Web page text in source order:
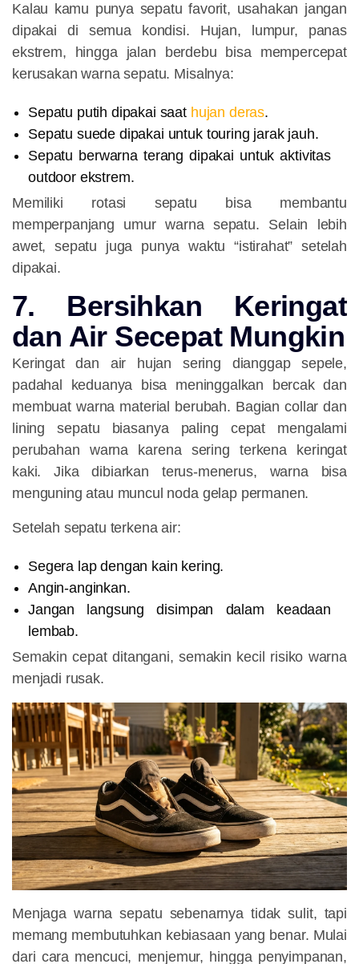
Kalau kamu punya sepatu favorit, usahakan jangan
dipakai di semua kondisi. Hujan, lumpur, panas
ekstrem, hingga jalan berdebu bisa mempercepat
kerusakan warna sepatu. Misalnya:
Sepatu putih dipakai saat hujan deras.
Sepatu suede dipakai untuk touring jarak jauh.
Sepatu berwarna terang dipakai untuk aktivitas
outdoor ekstrem.
Memiliki rotasi sepatu bisa membantu
memperpanjang umur warna sepatu. Selain lebih
awet, sepatu juga punya waktu “istirahat” setelah
dipakai.
7. Bersihkan Keringat
dan Air Secepat Mungkin
Keringat dan air hujan sering dianggap sepele,
padahal keduanya bisa meninggalkan bercak dan
membuat warna material berubah. Bagian collar dan
lining sepatu biasanya paling cepat mengalami
perubahan warna karena sering terkena keringat
kaki. Jika dibiarkan terus-menerus, warna bisa
menguning atau muncul noda gelap permanen.
Setelah sepatu terkena air:
Segera lap dengan kain kering.
Angin-anginkan.
Jangan langsung disimpan dalam keadaan
lembab.
Semakin cepat ditangani, semakin kecil risiko warna
menjadi rusak.
Menjaga warna sepatu sebenarnya tidak sulit, tapi
memang membutuhkan kebiasaan yang benar. Mulai
dari cara mencuci, menjemur, hingga penyimpanan,